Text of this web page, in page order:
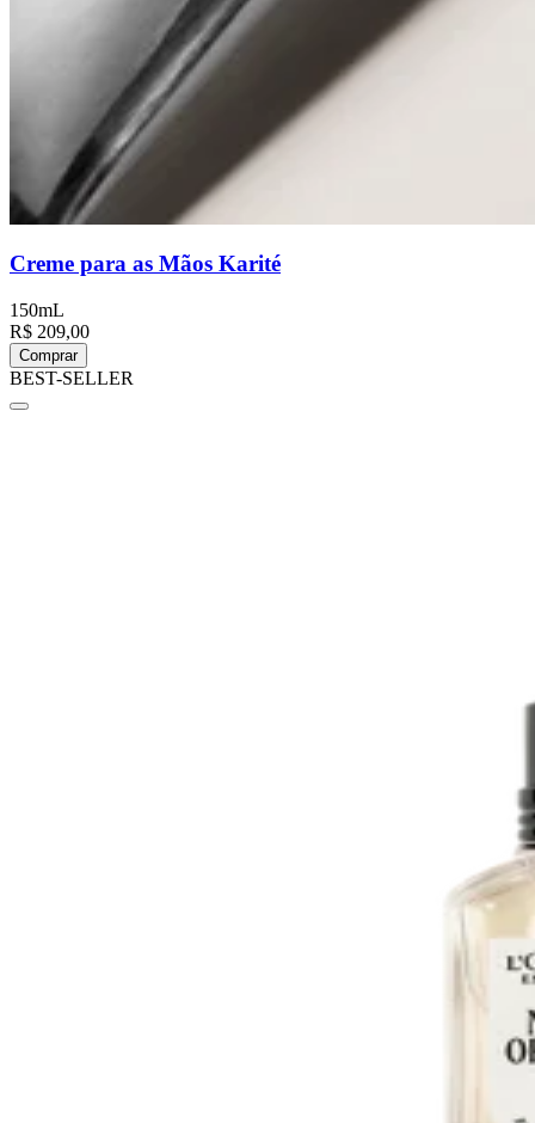
Creme para as Mãos Karité
150mL
R$ 209,00
Comprar
BEST-SELLER